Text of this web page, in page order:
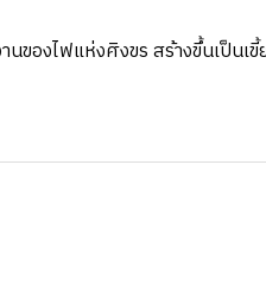
องไฟแห่งศิงขร สร้างขึ้นเป็น